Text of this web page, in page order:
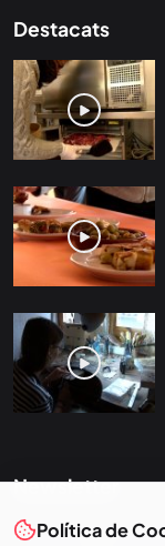
Destacats
Newsletter
Tota l’actualitat,
Política de